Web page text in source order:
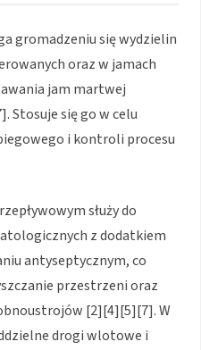
gromadzeniu się wydzielin
oraz w jamach
jam martwej
Stosuje się go w celu
i kontroli procesu
służy do
z dodatkiem
antyseptycznym, co
przestrzeni oraz
[2][4][5][7]. W
drogi wlotowe i